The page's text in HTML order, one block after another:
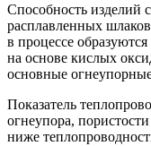
Способность изделий
расплавленных
в процессе
на основе кислых
основные
Показатель
огнеупора,
ниже